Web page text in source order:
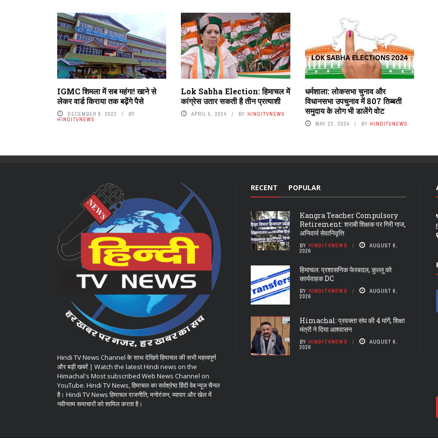
IGMC शिमला में सब महंगा! खाने से
लेकर वार्ड किराया तक बढ़ेंगे पैसे
DECEMBER 8, 2023 BY
HINDITVNEWS
Lok Sabha Election: हिमाचल में
कांग्रेस उतार सकती है तीन प्रत्याशी
APRIL 5, 2024 BY HINDITVNEWS
धर्मशाला: लोकसभा चुनाव और
विधानसभा उपचुनाव में 807 तिब्बती
समुदाय के लोग भी डालेंगे वोट
MAY 22, 2024 BY HINDITVNEWS
Hindi TV News Channel के साथ देखिये हिमाचल की सभी महत्वपूर्ण
और बड़ी खबरें | Watch the latest Hindi news on the
Himachal's Most subscribed Web News Channel on
YouTube. Hindi TV News, हिमाचल का सर्वश्रेष्ठ हिंदी वेब न्यूज चैनल
है। Hindi TV News हिमाचल राजनीति, मनोरंजन, व्यापार और खेल में
नवीनतम समाचारों को शामिल करता है।
RECENT POPULAR
Kangra Teacher Compulsory
Retirement: शराबी शिक्षक पर गिरी गाज,
अनिवार्य सेवानिवृत्ति
BY HINDITVNEWS AUGUST 6,
2026
हिमाचल: प्रशासनिक फेरबदल, कुल्लू को
कार्यवाहक DC
BY HINDITVNEWS AUGUST 6,
2026
Himachal: प्रवक्ता संघ की 4 मांगें, शिक्षा
मंत्री ने दिया आश्वासन
BY HINDITVNEWS AUGUST 6,
2026